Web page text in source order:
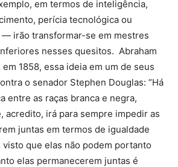
em termos de inteligência,
perícia tecnológica ou
— irão transformar-se em mestres
nesses quesitos. Abraham
1858, essa ideia em um de seus
o senador Stephen Douglas: “Há
entre as raças branca e negra,
acredito, irá para sempre impedir as
juntas em termos de igualdade
que elas não podem portanto
elas permanecerem juntas é